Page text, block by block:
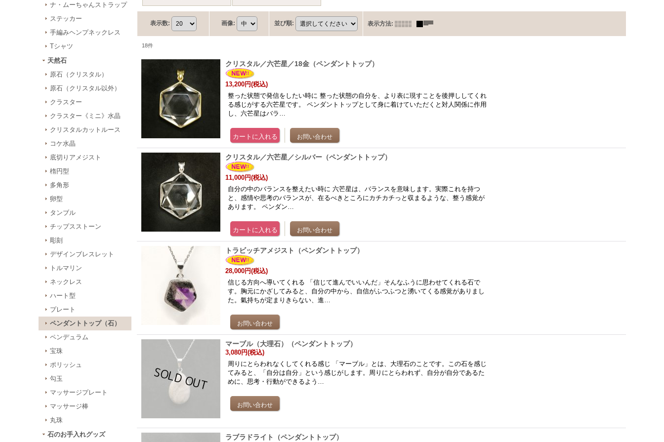
ナ・ムーちゃんストラップ
ステッカー
手編みヘンプネックレス
Tシャツ
天然石
原石（クリスタル）
原石（クリスタル以外）
クラスター
クラスター《ミニ》水晶
クリスタルカットルース
コケ水晶
底切りアメジスト
楕円型
多角形
卵型
タンブル
チップスストーン
彫刻
デザインブレスレット
トルマリン
ネックレス
ハート型
プレート
ペンダントトップ（石）
ペンデュラム
宝珠
ポリッシュ
勾玉
マッサージプレート
マッサージ棒
丸珠
石のお手入れグッズ
表示数: 画像: 並び順: 表示方法:
18件
クリスタル／六芒星／18金（ペンダントトップ）
13,200円(税込)
整った状態で発信をしたい時に 整った状態の自分を、より表に現すことを後押ししてくれ
る感じがする六芒星です。 ペンダントトップとして身に着けていただくと対人関係に作用
し、六芒星はバラ…
クリスタル／六芒星／シルバー（ペンダントトップ）
11,000円(税込)
自分の中のバランスを整えたい時に 六芒星は、バランスを意味します。実際これを持つ
と、感情や思考のバランスが、在るべきところにカチカチっと収まるような、整う感覚が
あります。 ペンダン…
トラビッチアメジスト（ペンダントトップ）
28,000円(税込)
信じる方向へ導いてくれる 「信じて進んでいいんだ」そんなふうに思わせてくれる石で
す。胸元にかざしてみると、自分の中から、自信がふつふつと湧いてくる感覚がありまし
た。氣持ちが定まりきらない、進…
マーブル（大理石）（ペンダントトップ）
3,080円(税込)
周りにとらわれなくしてくれる感じ 「マーブル」とは、大理石のことです。この石を感じ
てみると、「自分は自分」という感じがします。周りにとらわれず、自分が自分であるた
めに、思考・行動ができるよう…
ラブラドライト（ペンダントトップ）